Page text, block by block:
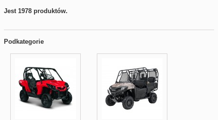
Jest 1978 produktów.
Podkategorie